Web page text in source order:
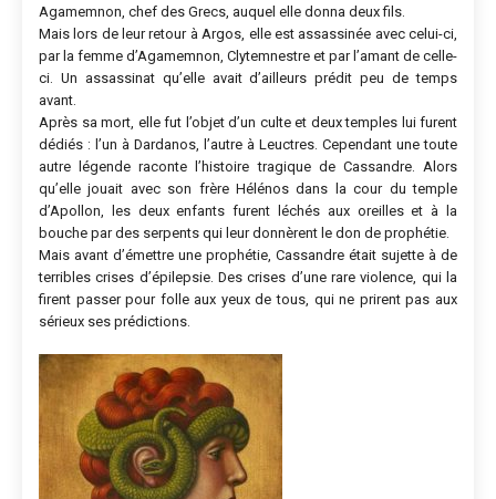
Agamemnon, chef des Grecs, auquel elle donna deux fils.
Mais lors de leur retour à Argos, elle est assassinée avec celui-ci,
par la femme d’Agamemnon, Clytemnestre et par l’amant de celle-
ci. Un assassinat qu’elle avait d’ailleurs prédit peu de temps
avant.
Après sa mort, elle fut l’objet d’un culte et deux temples lui furent
dédiés : l’un à Dardanos, l’autre à Leuctres. Cependant une toute
autre légende raconte l’histoire tragique de Cassandre. Alors
qu’elle jouait avec son frère Hélénos dans la cour du temple
d’Apollon, les deux enfants furent léchés aux oreilles et à la
bouche par des serpents qui leur donnèrent le don de prophétie.
Mais avant d’émettre une prophétie, Cassandre était sujette à de
terribles crises d’épilepsie. Des crises d’une rare violence, qui la
firent passer pour folle aux yeux de tous, qui ne prirent pas aux
sérieux ses prédictions.